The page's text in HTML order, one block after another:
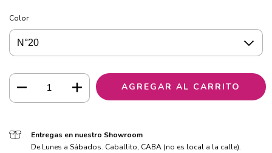
Color
Entregas en nuestro Showroom
De Lunes a Sábados. Caballito, CABA (no es local a la calle).